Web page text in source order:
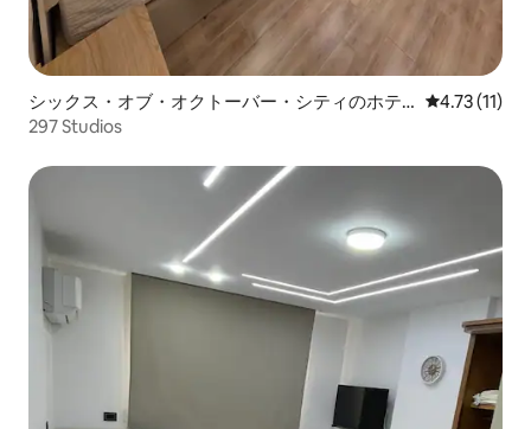
シックス・オブ・オクトーバー・シティのホテ
ル客室
レビュー11
4.73 (11)
297 Studios